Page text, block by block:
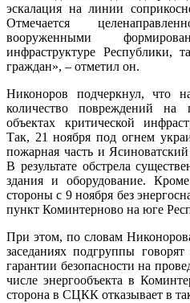
эскалация на линии
Отмечается
вооруженными
инфраструктуре
граждан», – отметил он.
Никоноров подчеркнул, что
количество повреждений
объектах критической
Так, 21 ноября под огнем
пожарная часть и
В результате обстрела
здания и оборудование.
стороны с 9 ноября без
пункт Коминтерново на юге
При этом, по словам
заседаниях подгруппы
гарантии безопасности на
числе энергообъекта в
сторона в СЦКК отказывает в